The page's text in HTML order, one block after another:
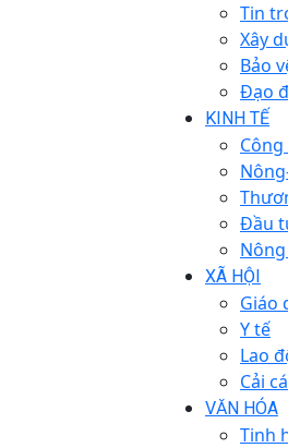
Tin
Xây
Bảo
Đạo
KINH TẾ
Đầu
XÃ HỘI
Giáo
Y tế
Lao
Cải
VĂN HÓA
Tinh